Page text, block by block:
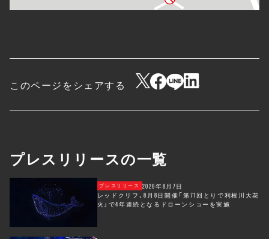
このページをシェアする
プレスリリースの一覧
2026年8月7日
プレスリリース
レッドクリフ、8月8日開催「第71回とりで利根川大花
火」で4年連続となるドローンショーを実施